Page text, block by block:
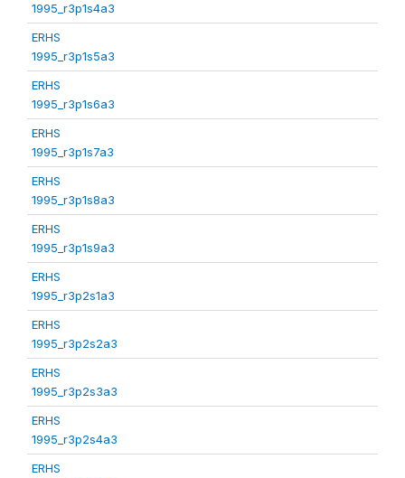
1995_r3p1s4a3
ERHS
1995_r3p1s5a3
ERHS
1995_r3p1s6a3
ERHS
1995_r3p1s7a3
ERHS
1995_r3p1s8a3
ERHS
1995_r3p1s9a3
ERHS
1995_r3p2s1a3
ERHS
1995_r3p2s2a3
ERHS
1995_r3p2s3a3
ERHS
1995_r3p2s4a3
ERHS